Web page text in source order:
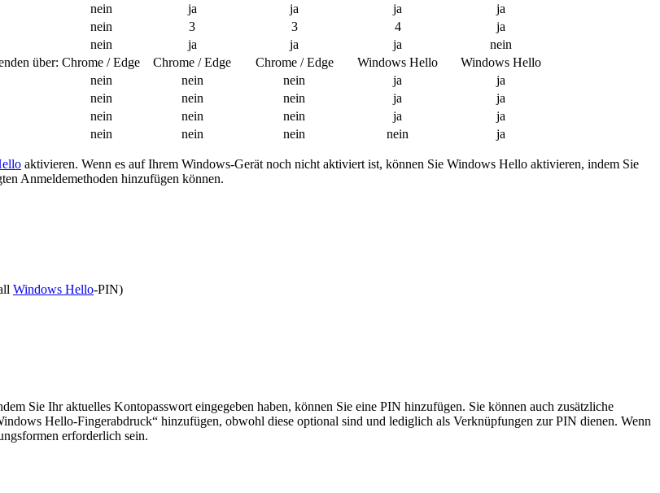
nein ja ja ja
ja
nein 3 3 4
ja
nein ja ja ja
nein
über: Chrome / Edge Chrome / Edge Chrome / Edge Windows Hello
Windows Hello
nein nein nein ja
ja
nein nein nein ja
ja
nein nein nein ja
ja
nein nein nein nein ja
aktivieren. Wenn es auf Ihrem Windows-Gerät noch nicht aktiviert ist, können Sie Windows Hello aktivieren, indem Sie
Anmeldemethoden hinzufügen können.
Windows Hello-PIN)
Sie Ihr aktuelles Kontopasswort eingegeben haben, können Sie eine PIN hinzufügen. Sie können auch zusätzliche
Hello-Fingerabdruck“ hinzufügen, obwohl diese optional sind und lediglich als Verknüpfungen zur PIN dienen. Wenn
erforderlich sein.